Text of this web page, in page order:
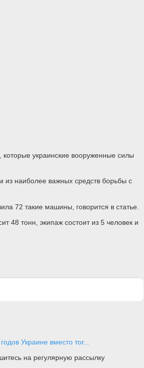
украинские вооруженные силы
из наиболее важных средств борьбы с
72 такие машины, говорится в статье.
48 тонн, экипаж состоит из 5 человек и
Украине вместо тог...
на регулярную рассылку